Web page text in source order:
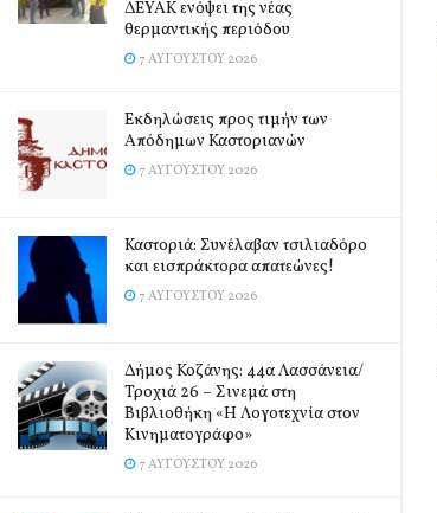
ΔΕΥΑΚ ενόψει της νέας
θερμαντικής περιόδου
7 ΑΥΓΟΎΣΤΟΥ 2026
Εκδηλώσεις προς τιμήν των
Απόδημων Καστοριανών
7 ΑΥΓΟΎΣΤΟΥ 2026
Καστοριά: Συνέλαβαν τσιλιαδόρο
και εισπράκτορα απατεώνες!
7 ΑΥΓΟΎΣΤΟΥ 2026
Δήμος Κοζάνης: 44α Λασσάνεια/
Τροχιά 26 – Σινεμά στη
Βιβλιοθήκη «Η Λογοτεχνία στον
Κινηματογράφο»
7 ΑΥΓΟΎΣΤΟΥ 2026